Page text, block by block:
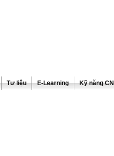
Tư liệu E-Learning Kỹ năng